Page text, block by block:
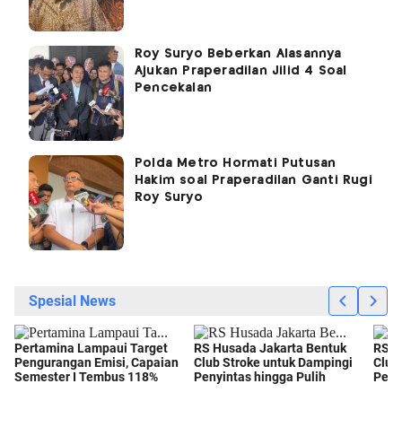
Roy Suryo Beberkan Alasannya
Ajukan Praperadilan Jilid 4 Soal
Pencekalan
Polda Metro Hormati Putusan
Hakim soal Praperadilan Ganti Rugi
Roy Suryo